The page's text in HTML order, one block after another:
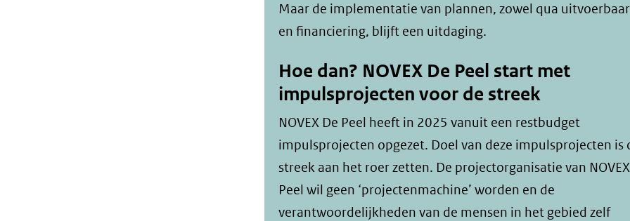
Maar de implementatie van plannen, zowel qua
en financiering, blijft een uitdaging.
Hoe dan? NOVEX De Peel start met
impulsprojecten voor de streek
NOVEX De Peel heeft in 2025 vanuit een restbudget
impulsprojecten opgezet. Doel van deze impulsprojecten is
streek aan het roer zetten. De projectorganisatie van
Peel wil geen ‘projectenmachine’ worden en de
verantwoordelijkheden van de mensen in het gebied zelf